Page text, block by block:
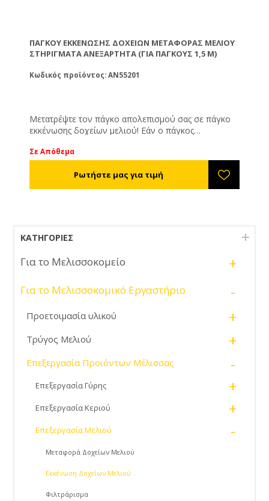
ΠΆΓΚΟΥ ΕΚΚΈΝΩΣΗΣ ΔΟΧΕΊΩΝ ΜΕΤΑΦΟΡΆΣ ΜΕΛΙΟΎ
ΣΤΗΡΙΓΜΑΤΑ ΑΝΕΞΆΡΤΗΤΑ (ΓΙΑ ΠΆΓΚΟΥΣ 1,5 M)
Κωδικός προϊόντος: AN55201
Μετατρέψτε τον πάγκο απολεπισμού σας σε πάγκο
εκκένωσης δοχείων μελιού! Εάν ο πάγκος
πρέπει να μας δώσετε τις ακριβής διαστάσεις του.
Σε Απόθεμα
ΚΑΤΗΓΟΡΊΕΣ
Για το Μελισσοκομείο +
Για το Μελισσοκομικό Εργαστήριο -
Προετοιμασία υλικού +
Τρύγος Μελιού +
Επεξεργασία Προιόντων Μέλισσας -
Επεξεργασία Γύρης +
Επεξεργασία Κεριού +
Επεξεργασία Μελιού -
Μεταφορά Δοχείων Μελιού
Εκκένωση Δοχείων Μελιού
Φιλτράρισμα